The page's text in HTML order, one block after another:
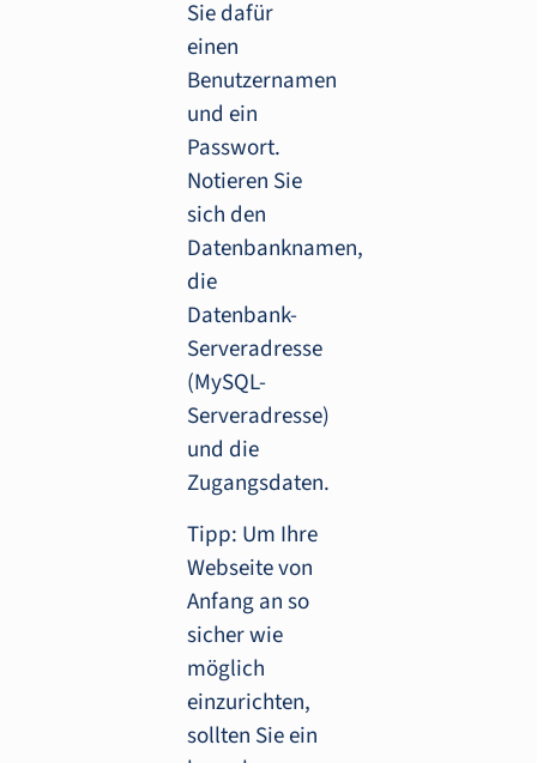
Sie dafür
einen
Benutzernamen
und ein
Passwort.
Notieren Sie
sich den
Datenbanknamen,
die
Datenbank-
Serveradresse
(MySQL-
Serveradresse)
und die
Zugangsdaten.
Tipp: Um Ihre
Webseite von
Anfang an so
sicher wie
möglich
einzurichten,
sollten Sie ein